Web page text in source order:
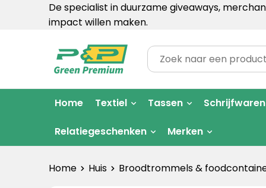
De specialist in duurzame giveaways,
impact willen maken.
Home Textiel Tassen Schrijfwaren
Relatiegeschenken Merken
Home Huis Broodtrommels &